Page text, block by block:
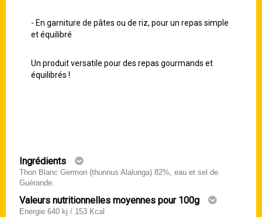
- En garniture de pâtes ou de riz, pour un repas simple
et équilibré
Un produit versatile pour des repas gourmands et
équilibrés !
Ingrédients
Thon Blanc Germon (thunnus Alalunga) 82%, eau et sel de
Guérande.
Valeurs nutritionnelles moyennes pour 100g
Energie 640 kj / 153 Kcal